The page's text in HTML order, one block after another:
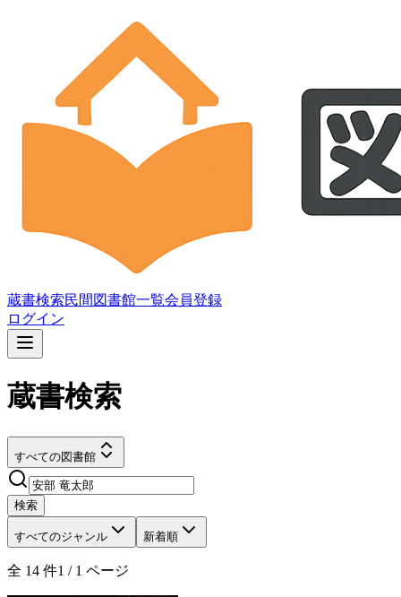
蔵書検索民間図書館一覧会員登録
ログイン
蔵書検索
すべての図書館
検索
すべてのジャンル 新着順
全 14 件1 / 1 ページ